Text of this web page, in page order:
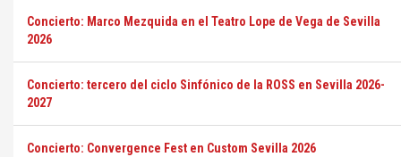
Concierto: Marco Mezquida en el Teatro Lope de Vega de Sevilla
2026
Concierto: tercero del ciclo Sinfónico de la ROSS en Sevilla 2026-
2027
Concierto: Convergence Fest en Custom Sevilla 2026